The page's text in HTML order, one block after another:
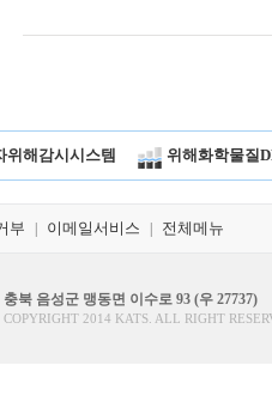
위해감시시스템 위해화학물질
부 이메일서비스 전체메뉴
충북 음성군 맹동면 이수로 93 (우 27737)
COPYRIGHT 2014 KATS. ALL RIGHT